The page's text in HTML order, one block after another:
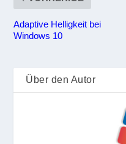
Adaptive Helligkeit bei
Windows 10
Über den Autor